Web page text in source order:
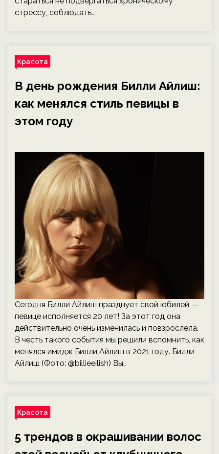
стрессу, соблюдать…
Красота
В день рождения Билли Айлиш:
как менялся стиль певицы в
этом году
Сегодня Билли Айлиш празднует свой юбилей —
певице исполняется 20 лет! За этот год она
действительно очень изменилась и повзрослела.
В честь такого события мы решили вспомнить, как
менялся имидж Билли Айлиш в 2021 году. Билли
Айлиш (Фото: @billieeilish) Вы…
Красота
5 трендов в окрашивании волос